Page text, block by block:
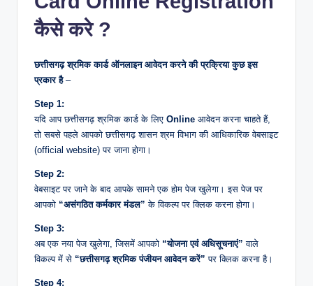
कैसे करे ?
छत्तीसगढ़ श्रमिक कार्ड ऑनलाइन आवेदन करने की प्रक्रिया कुछ इस
प्रकार है–
Step 1:
यदि आप छत्तीसगढ़ श्रमिक कार्ड के लिए Online आवेदन करना चाहते हैं,
तो सबसे पहले आपको छत्तीसगढ़ शासन श्रम विभाग की आधिकारिक वेबसाइट
(official website) पर जाना होगा।
Step 2:
वेबसाइट पर जाने के बाद आपके सामने एक होम पेज खुलेगा। इस पेज पर
आपको “असंगठित कर्मकार मंडल” के विकल्प पर क्लिक करना होगा।
Step 3:
अब एक नया पेज खुलेगा, जिसमें आपको “योजना एवं अधिसूचनाएं” वाले
विकल्प में से “छत्तीसगढ़ श्रमिक पंजीयन आवेदन करें” पर क्लिक करना है।
Step 4: